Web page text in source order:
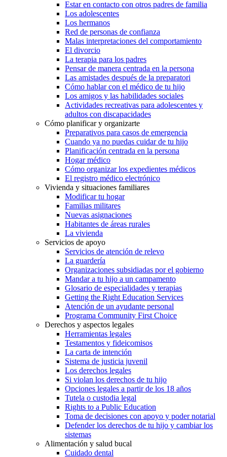
Estar en contacto con otros padres de familia
Los adolescentes
Los hermanos
Red de personas de confianza
Malas interpretaciones del comportamiento
El divorcio
La terapia para los padres
Pensar de manera centrada en la persona
Las amistades después de la preparatori
Cómo hablar con el médico de tu hijo
Los amigos y las habilidades sociales
Actividades recreativas para adolescentes y
adultos con discapacidades
Cómo planificar y organizarte
Preparativos para casos de emergencia
Cuando ya no puedas cuidar de tu hijo
Planificación centrada en la persona
Hogar médico
Cómo organizar los expedientes médicos
El registro médico electrónico
Vivienda y situaciones familiares
Modificar tu hogar
Familias militares
Nuevas asignaciones
Habitantes de áreas rurales
La vivienda
Servicios de apoyo
Servicios de atención de relevo
La guardería
Organizaciones subsidiadas por el gobierno
Mandar a tu hijo a un campamento
Glosario de especialidades y terapias
Getting the Right Education Services
Atención de un ayudante personal
Programa Community First Choice
Derechos y aspectos legales
Herramientas legales
Testamentos y fideicomisos
La carta de intención
Sistema de justicia juvenil
Los derechos legales
Si violan los derechos de tu hijo
Opciones legales a partir de los 18 años
Tutela o custodia legal
Rights to a Public Education
Toma de decisiones con apoyo y poder notarial
Defender los derechos de tu hijo y cambiar los
sistemas
Alimentación y salud bucal
Cuidado dental